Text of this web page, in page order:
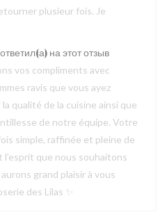
plusieur fois. Je
ответил(а) на этот отзыв
vos compliments avec
ravis que vous ayez
qualité de la cuisine ainsi que
de notre équipe. Votre
simple, raffinée et pleine de
que nous souhaitons
grand plaisir à vous
des Lilas ✨